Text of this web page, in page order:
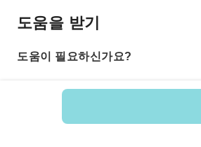
도움을 받기
도움이 필요하신가요?
상품 번호: 597783